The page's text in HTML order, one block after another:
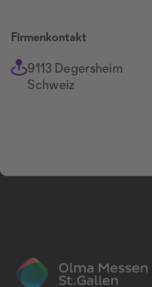
Firmenkontakt
9113 Degersheim
Schweiz